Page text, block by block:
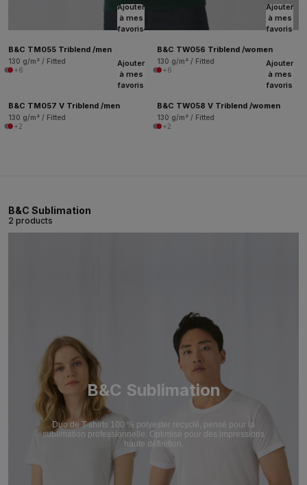
Ajouter
à mes
favoris
B&C TM055 Triblend /men
130 g/m² / Fitted
+6
Ajouter
à mes
favoris
B&C TW056 Triblend /women
130 g/m² / Fitted
+6
Ajouter
à mes
favoris
B&C TM057 V Triblend /men
130 g/m² / Fitted
+2
Ajouter
à mes
favoris
B&C TW058 V Triblend /women
130 g/m² / Fitted
+2
B&C Sublimation
2 products
B&C Sublimation
Duo de T-shirts 100 % polyester recyclé, pensé pour la
sublimation professionnelle. Optimisé pour des impressions
haute définition.